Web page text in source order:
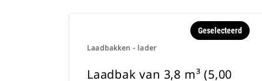
Laadbakken - lader
Geselecteerd
Laadbak van 3,8 m³ (5,00